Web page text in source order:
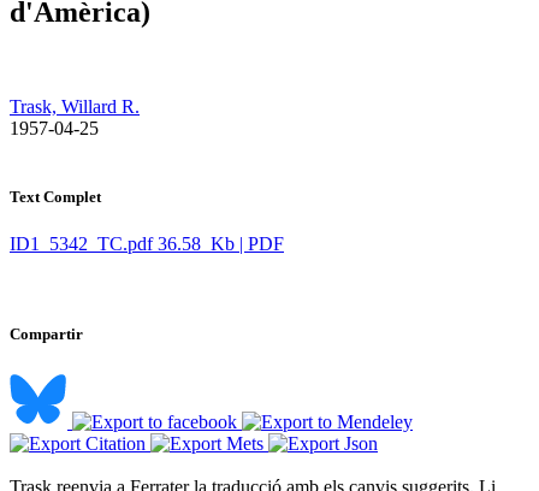
d'Amèrica)
Trask, Willard R.
​ 1957-04-25
Text Complet
ID1_5342_TC.pdf 36.58 Kb | PDF
Compartir